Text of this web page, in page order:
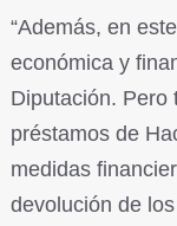
“Además, en
económica y
Diputación. Pero
préstamos de
medidas
devolución de